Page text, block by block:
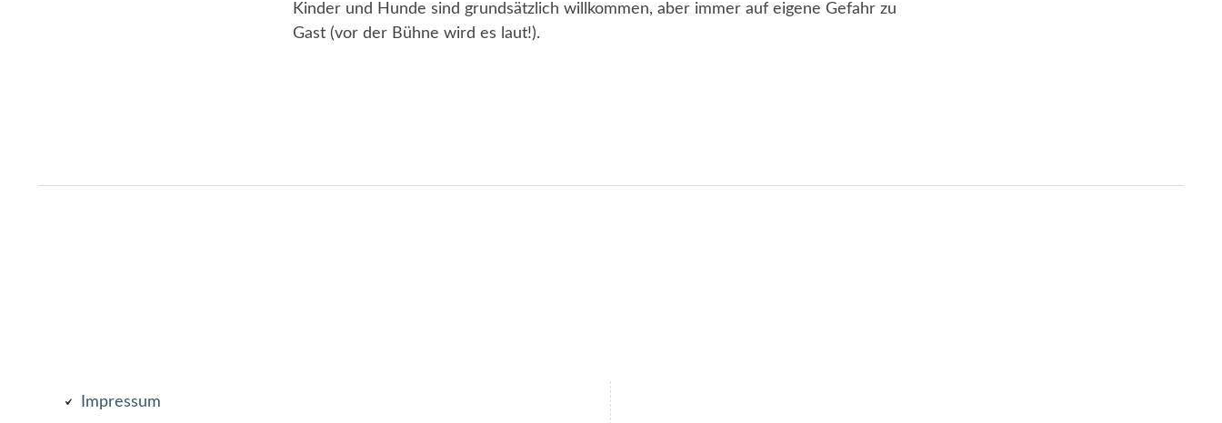
Kinder und Hunde sind grundsätzlich willkommen, aber immer auf eigene Gefahr zu
Gast (vor der Bühne wird es laut!).
Subsidiary
Impressum